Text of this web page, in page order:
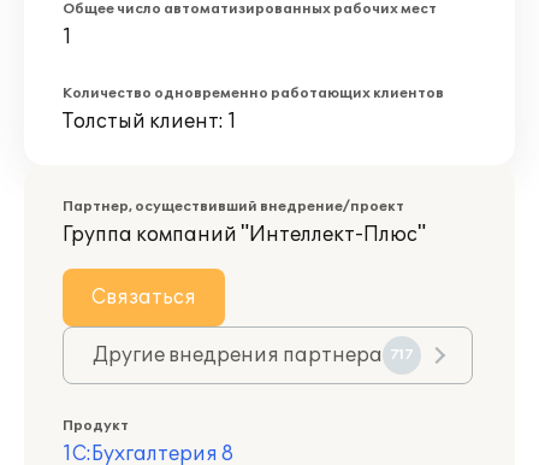
Общее число автоматизированных рабочих мест
1
Количество одновременно работающих клиентов
Толстый клиент: 1
Партнер, осуществивший внедрение/проект
Группа компаний "Интеллект-Плюс"
Связаться
Другие внедрения партнера 717
Продукт
1С:Бухгалтерия 8